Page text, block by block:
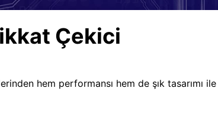
Çekici
hem performansı hem de şık tasarımı ile